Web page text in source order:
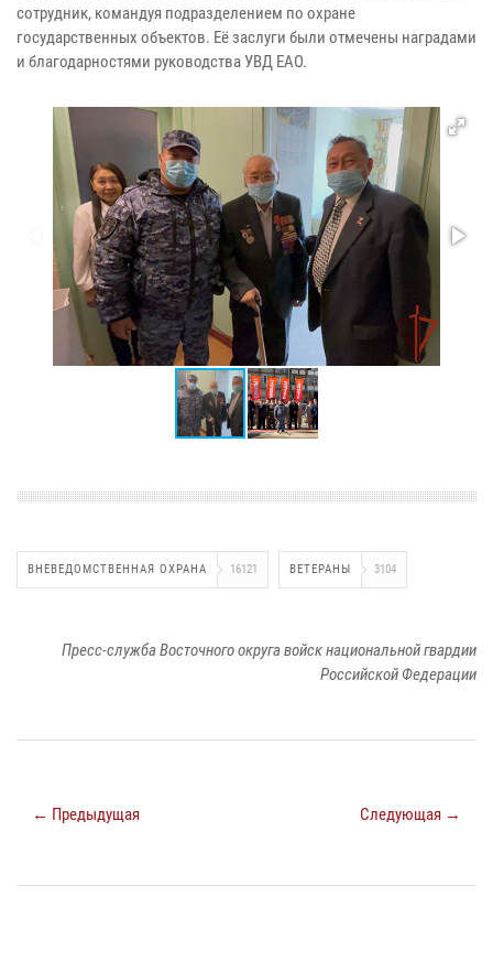
сотрудник, командуя подразделением по охране
государственных объектов. Её заслуги были отмечены наградами
и благодарностями руководства УВД ЕАО.
ВНЕВЕДОМСТВЕННАЯ ОХРАНА 16121 ВЕТЕРАНЫ 3104
Пресс-служба Восточного округа войск национальной гвардии
Российской Федерации
← Предыдущая Следующая →